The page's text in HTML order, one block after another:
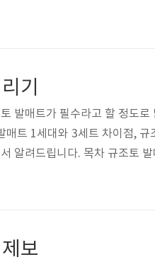
집에서 간편하고 손쉽게 만
게가 있을 정도로 인기가 있습..
기
발매트가 필수라고 할 정도
매트 1세대와 3세트 차이점,
알려드립니다. 목차 규조토
가 바닥에 점점 쌓이게 됩니
수품으..
보